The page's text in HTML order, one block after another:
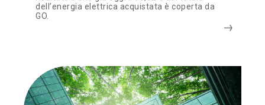
dell’energia elettrica acquistata è coperta da
GO.